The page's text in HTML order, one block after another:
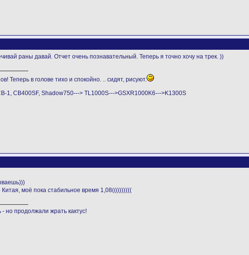
раны давай. Отчет очень познавательный. Теперь я точно хочу на трек. ))
Теперь в голове тихо и спокойно. .. сидят, рисуют.
1, CB400SF, Shadow750---> TL1000S--->GSXR1000K6--->K1300S
моё пока стабильное время 1,08((((((((((
но продолжали жрать кактус!